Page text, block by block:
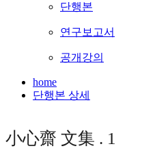
단행본
연구보고서
공개강의
home
단행본 상세
小心齋 文集 . 1